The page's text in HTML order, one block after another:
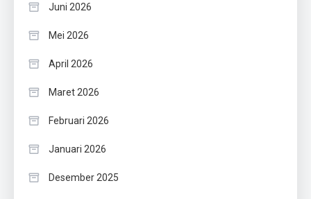
Juni 2026
Mei 2026
April 2026
Maret 2026
Februari 2026
Januari 2026
Desember 2025